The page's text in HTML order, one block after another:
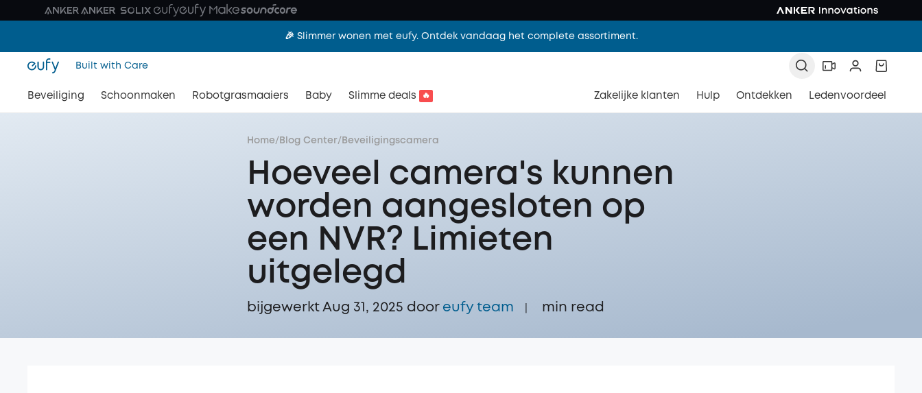
🎉 Slimmer wonen met eufy. Ontdek vandaag het complete assortiment.
Built with Care
Beveiliging Schoonmaken Robotgrasmaaiers Baby Slimme deals 🔥 Zakelijke klanten Hulp Ontdekken Ledenvoordeel
Home/ Blog Center/ Beveiligingscamera
Hoeveel camera's kunnen
worden aangesloten op
een NVR? Limieten
uitgelegd
bijgewerkt Aug 31, 2025 door‌ eufy team min read